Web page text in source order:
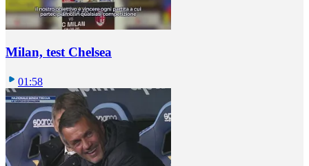
Milan, test Chelsea
01:58